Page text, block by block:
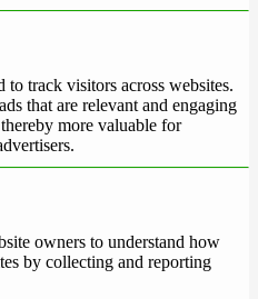
to track visitors across websites.
that are relevant and engaging
more valuable for
owners to understand how
by collecting and reporting